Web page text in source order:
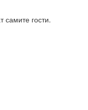
самите гости.